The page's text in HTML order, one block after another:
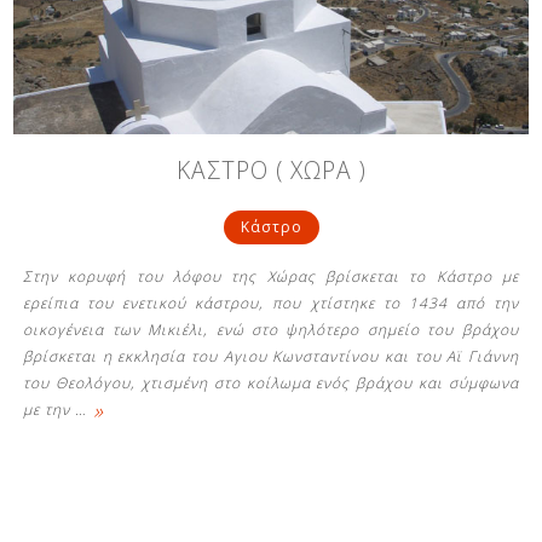
Δείτε μας:
Δείτε μας:
Δείτε μας:
Δείτε μας:
Δείτε μας:
Δείτε μας:
Δείτε μας:
ΚΑΣΤΡΟ ( ΧΩΡΑ )
Κάστρο
Στην κορυφή του λόφου της Χώρας βρίσκεται το Κάστρο με
ερείπια του ενετικού κάστρου, που χτίστηκε το 1434 από την
οικογένεια των Μικιέλι, ενώ στο ψηλότερο σημείο του βράχου
βρίσκεται η εκκλησία του Αγιου Κωνσταντίνου και του Αϊ Γιάννη
του Θεολόγου, χτισμένη στο κοίλωμα ενός βράχου και σύμφωνα
με την … »